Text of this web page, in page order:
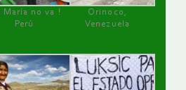
María no va !
Perú
Orinoco,
Venezuela